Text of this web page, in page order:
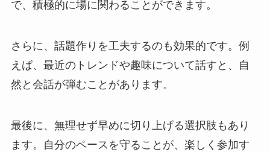
で、積極的に場に関わることができます。
さらに、話題作りを工夫するのも効果的です。例
えば、最近のトレンドや趣味について話すと、自
然と会話が弾むことがあります。
最後に、無理せず早めに切り上げる選択肢もあり
ます。自分のペースを守ることが、楽しく参加す